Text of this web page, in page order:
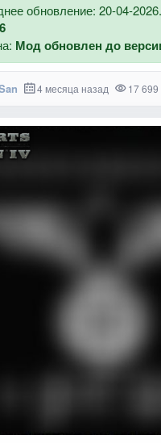
обновление: 20-04-
Мод обновлен до
4 месяца назад 17 699